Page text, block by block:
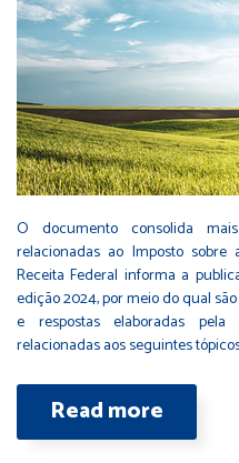
O documento consolida
relacionadas ao Imposto sobre
Receita Federal informa a
edição 2024, por meio do qual
e respostas elaboradas pela
relacionadas aos seguintes
Read more